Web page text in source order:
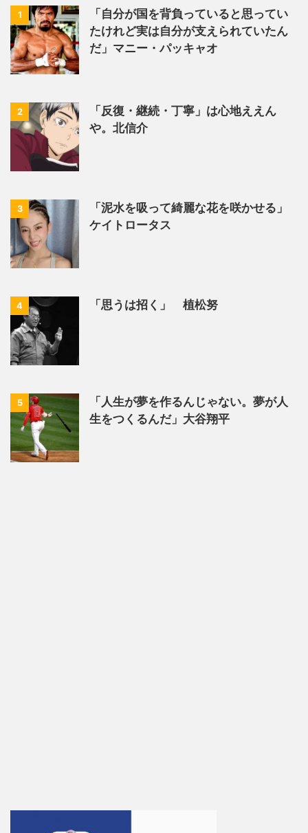
1
「自分が国を背負っていると思ってい
たけれど実は自分が支えられていたん
だ」マニー・パッキャオ
2
「反復・継続・丁寧」は心地ええん
や。北信介
3
「泥水を吸って綺麗な花を咲かせる」
ケイトロータス
4 「思うは招く」 植松努
5
「人生が夢を作るんじゃない。夢が人
生をつくるんだ」大谷翔平